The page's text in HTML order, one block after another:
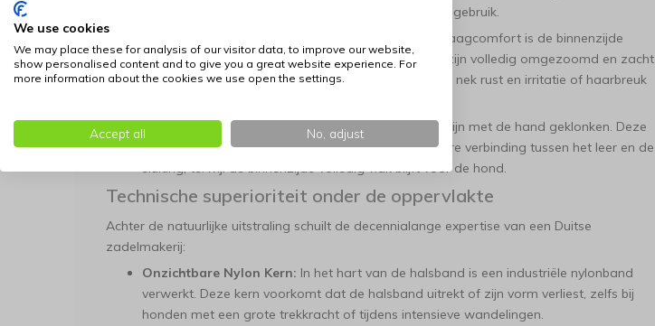
verrassend veerkrachtig en bestand tegen dagelijks gebruik.
Voor een optimaal draagcomfort is de binnenzijde
bekleed met soepel, cognac nappaleer. De randen zijn volledig omgezoomd en zacht
afgewerkt, waardoor de halsband zijdezacht op de nek rust en irritatie of haarbreuk
Handgeklonken Details:
Alle metalen onderdelen zijn met de hand geklonken. Deze
traditionele methode zorgt voor een onverwoestbare verbinding tussen het leer en de
sluiting, terwijl de binnenzijde volledig vlak blijft voor de hond.
Technische superioriteit onder de oppervlakte
Achter de natuurlijke uitstraling schuilt de decennialange expertise van een Duitse
zadelmakerij:
Onzichtbare Nylon Kern: In het hart van de halsband is een industriële nylonband
verwerkt. Deze kern voorkomt dat de halsband uitrekt of zijn vorm verliest, zelfs bij
honden met een grote trekkracht of tijdens intensieve wandelingen.
We use cookies
We may place these for analysis of our visitor data, to improve our website,
show personalised content and to give you a great website experience. For
more information about the cookies we use open the settings.
Accept all No, adjust